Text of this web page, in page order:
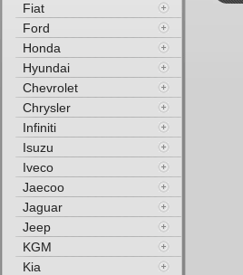
Fiat
Ford
Honda
Hyundai
Chevrolet
Chrysler
Infiniti
Isuzu
Iveco
Jaecoo
Jaguar
Jeep
KGM
Kia